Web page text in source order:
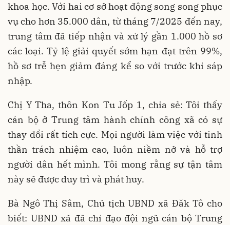
khoa học. Với hai cơ sở hoạt động song song phục
vụ cho hơn 35.000 dân, từ tháng 7/2025 đến nay,
trung tâm đã tiếp nhận và xử lý gần 1.000 hồ sơ
các loại. Tỷ lệ giải quyết sớm hạn đạt trên 99%,
hồ sơ trễ hẹn giảm đáng kể so với trước khi sáp
nhập.
Chị Y Tha, thôn Kon Tu Jốp 1, chia sẻ: Tôi thấy
cán bộ ở Trung tâm hành chính công xã có sự
thay đổi rất tích cực. Mọi người làm việc với tinh
thần trách nhiệm cao, luôn niềm nở và hỗ trợ
người dân hết mình. Tôi mong rằng sự tận tâm
này sẽ được duy trì và phát huy.
Bà Ngô Thị Sâm, Chủ tịch UBND xã Đăk Tô cho
biết: UBND xã đã chỉ đạo đội ngũ cán bộ Trung